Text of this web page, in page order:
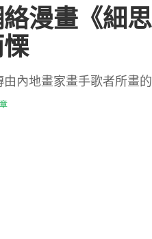
漫畫《細
內地畫家畫手歌者所畫